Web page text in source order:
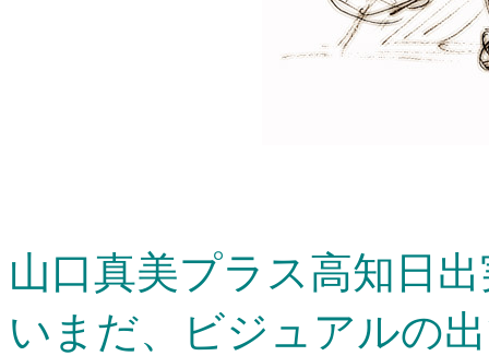
山口真美プラス高知日
いまだ、ビジュアルの